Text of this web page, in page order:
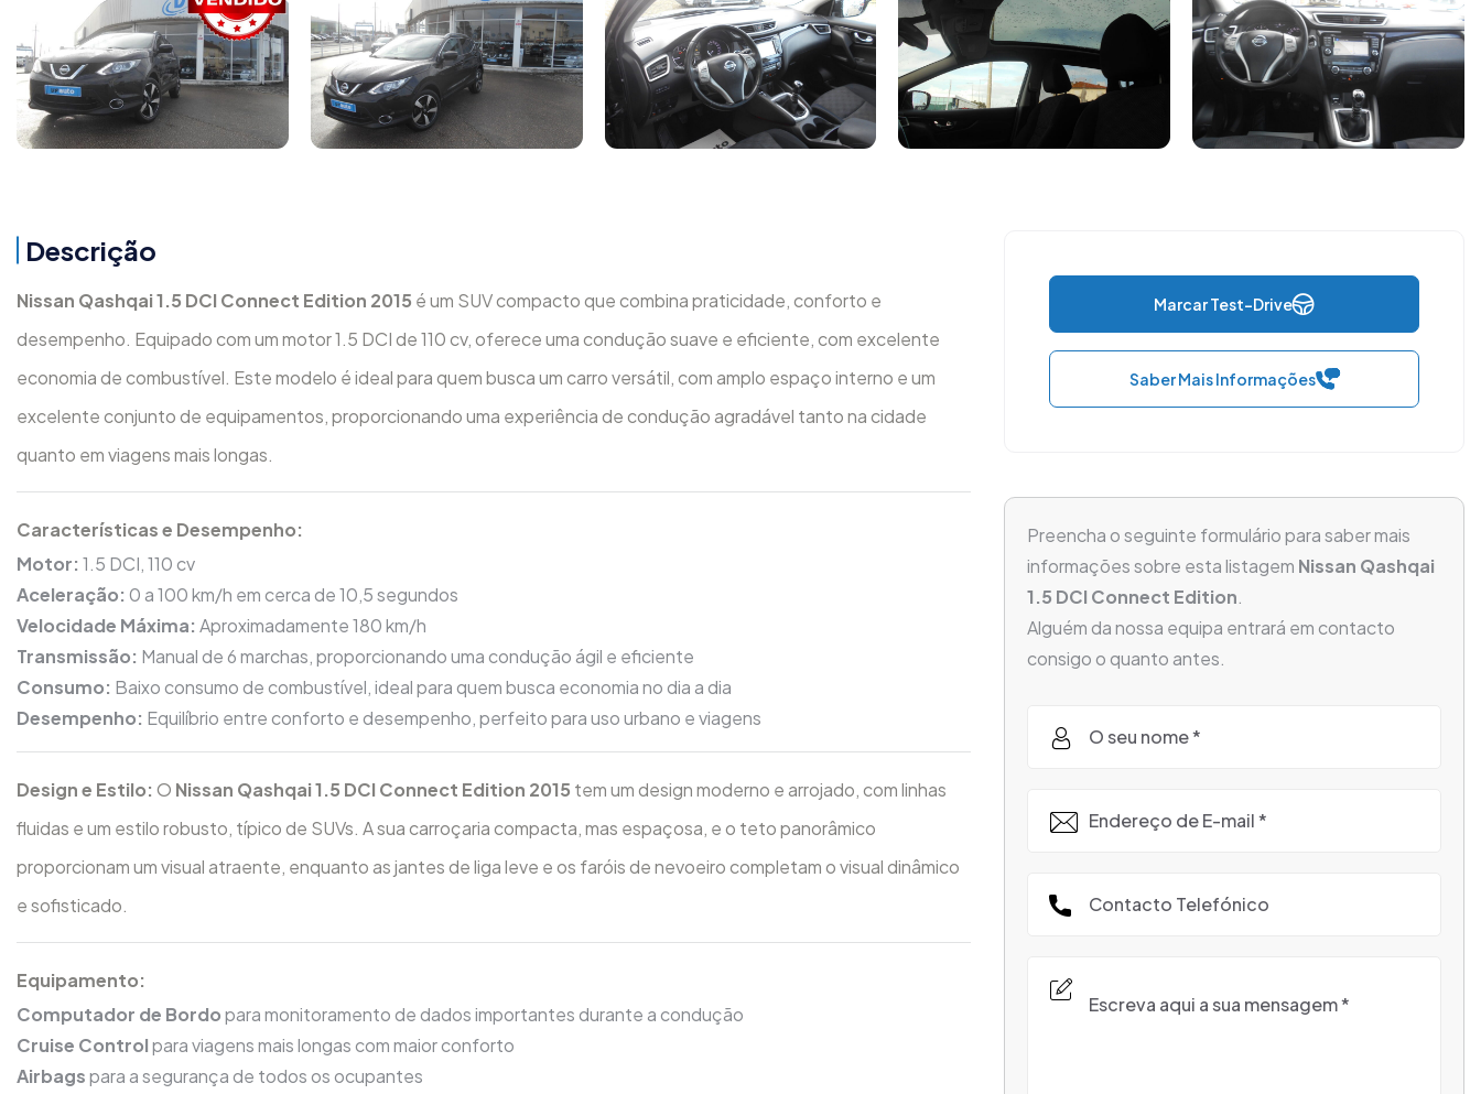
Descrição
Nissan Qashqai 1.5 DCI Connect Edition 2015 é um SUV compacto que combina praticidade, conforto e
desempenho. Equipado com um motor 1.5 DCI de 110 cv, oferece uma condução suave e eficiente, com excelente
economia de combustível. Este modelo é ideal para quem busca um carro versátil, com amplo espaço interno e um
excelente conjunto de equipamentos, proporcionando uma experiência de condução agradável tanto na cidade
quanto em viagens mais longas.
Características e Desempenho:
Motor: 1.5 DCI, 110 cv
Aceleração: 0 a 100 km/h em cerca de 10,5 segundos
Velocidade Máxima: Aproximadamente 180 km/h
Transmissão: Manual de 6 marchas, proporcionando uma condução ágil e eficiente
Consumo: Baixo consumo de combustível, ideal para quem busca economia no dia a dia
Desempenho: Equilíbrio entre conforto e desempenho, perfeito para uso urbano e viagens
Design e Estilo: O Nissan Qashqai 1.5 DCI Connect Edition 2015 tem um design moderno e arrojado, com linhas
fluidas e um estilo robusto, típico de SUVs. A sua carroçaria compacta, mas espaçosa, e o teto panorâmico
proporcionam um visual atraente, enquanto as jantes de liga leve e os faróis de nevoeiro completam o visual dinâmico
e sofisticado.
Equipamento:
Computador de Bordopara monitoramento de dados importantes durante a condução
Cruise Controlpara viagens mais longas com maior conforto
Airbagspara a segurança de todos os ocupantes
Marcar Test-Drive
Saber Mais Informações
Preencha o seguinte formulário para saber mais
informações sobre esta listagem Nissan Qashqai
1.5 DCI Connect Edition.
Alguém da nossa equipa entrará em contacto
consigo o quanto antes.